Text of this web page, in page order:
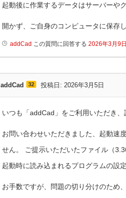
起動後に作業するデータはサーバーや
開かず、ご自身のコンピュータに保存
addCad この質問に回答する 2026年3月9日
addCad 32 投稿日: 2026年3月5日
いつも「addCad」をご利用いただき、
お問い合わせいただきました、起動速
せん。 ご提示いただいたファイル（
起動時に読み込まれるプログラムの設
お手数ですが、問題の切り分けのため